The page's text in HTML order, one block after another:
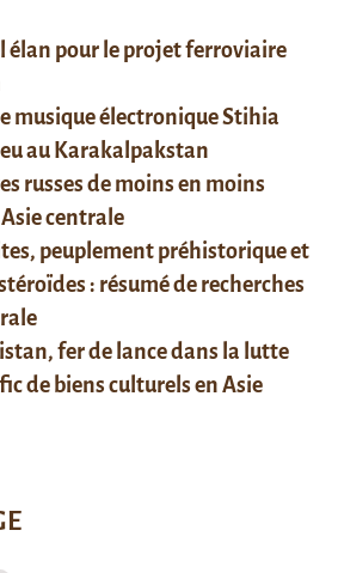
élan pour le projet ferroviaire
musique électronique Stihia
au Karakalpakstan
russes de moins en moins
centrale
peuplement préhistorique et
: résumé de recherches
fer de lance dans la lutte
de biens culturels en Asie